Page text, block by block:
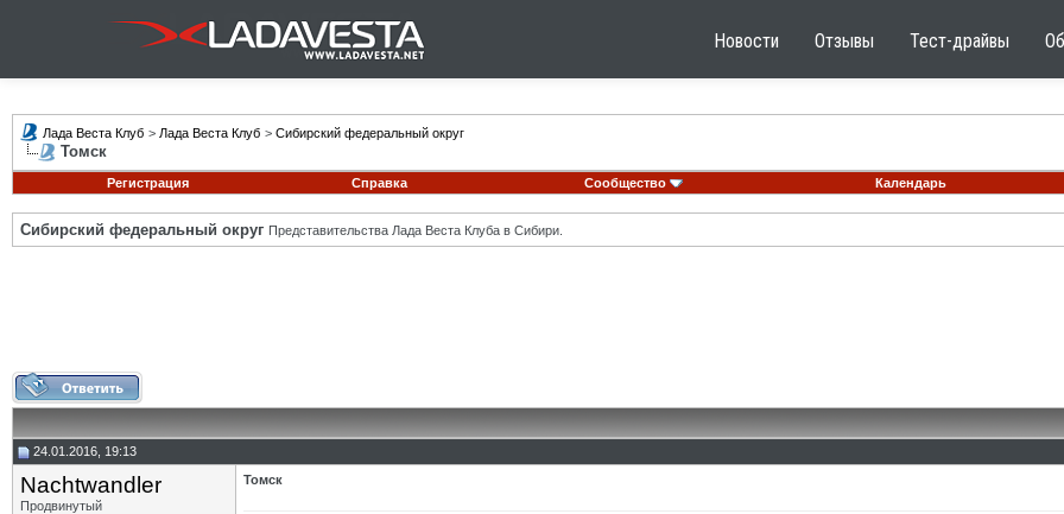
Новости Отзывы Тест-драйвы
Лада Веста Клуб > Лада Веста Клуб > Сибирский федеральный округ
Томск
Регистрация Справка Сообщество Календарь
Сибирский федеральный округ Представительства Лада Веста Клуба в Сибири.
24.01.2016, 19:13
Nachtwandler
Продвинутый
Томск